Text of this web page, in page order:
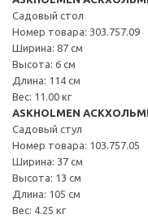
Садовый стол
Номер товара: 303.757.09
Ширина: 87 см
Высота: 6 см
Длина: 114 см
Вес: 11.00 кг
ASKHOLMEN
Садовый стул
Номер товара: 103.757.05
Ширина: 37 см
Высота: 13 см
Длина: 105 см
Вес: 4.25 кг